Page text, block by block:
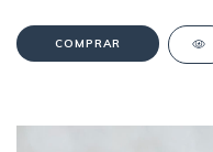
COMPRAR